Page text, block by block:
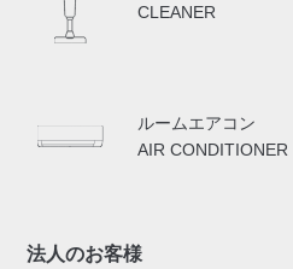
CLEANER
AIR CONDITIONER
ルームエアコン
法人のお客様